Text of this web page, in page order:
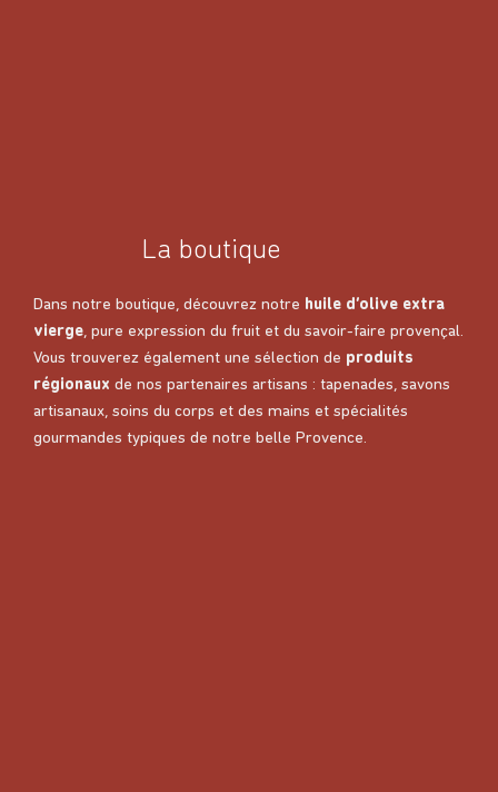
La boutique
Dans notre boutique, découvrez notre huile d’olive extra
vierge, pure expression du fruit et du savoir-faire provençal.
Vous trouverez également une sélection de produits
régionaux de nos partenaires artisans : tapenades, savons
artisanaux, soins du corps et des mains et spécialités
gourmandes typiques de notre belle Provence.